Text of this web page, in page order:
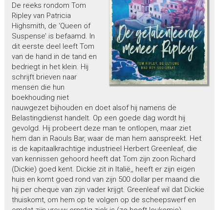
De reeks rondom Tom
Ripley van Patricia
Highsmith, de ‘Queen of
Suspense’ is befaamd. In
dit eerste deel leeft Tom
van de hand in de tand en
bedriegt in het klein. Hij
schrijft brieven naar
mensen die hun
boekhouding niet
nauwgezet bijhouden en doet alsof hij namens de
Belastingdienst handelt. Op een goede dag wordt hij
gevolgd. Hij probeert deze man te ontlopen, maar ziet
hem dan in Raouls Bar, waar de man hem aanspreekt. Het
is de kapitaalkrachtige industrieel Herbert Greenleaf, die
van kennissen gehoord heeft dat Tom zijn zoon Richard
(Dickie) goed kent. Dickie zit in Italië,, heeft er zijn eigen
huis en komt goed rond van zijn 500 dollar per maand die
hij per cheque van zijn vader krijgt. Greenleaf wil dat Dickie
thuiskomt, om hem op te volgen op de scheepswerf en